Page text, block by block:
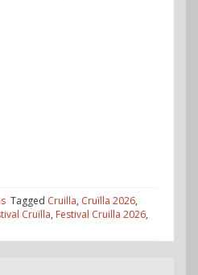
Tagged Cruilla, Cruïlla 2026,
Cruïlla, Festival Cruilla 2026,